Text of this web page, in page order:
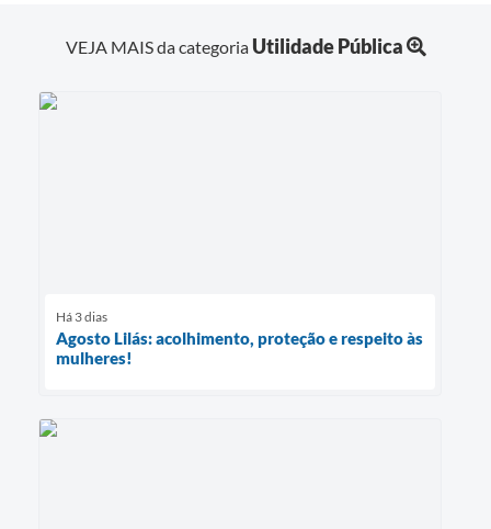
VEJA MAIS da categoria Utilidade Pública
Há 3 dias
Agosto Lilás: acolhimento, proteção e respeito às
mulheres!